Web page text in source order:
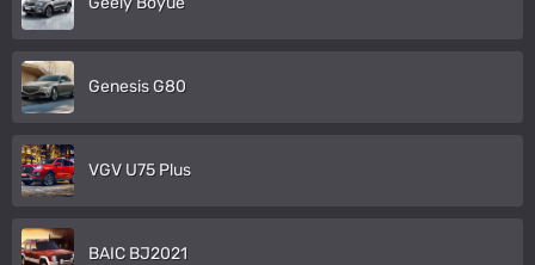
Genesis G80
VGV U75 Plus
BAIC BJ2021